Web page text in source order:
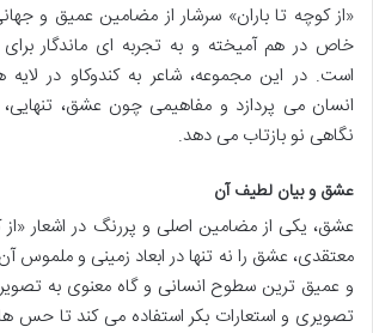
«از کوچه تا باران» سرشار از مضامین عمیق و
خاص در هم آمیخته و به تجربه ای ماندگار
است. در این مجموعه، شاعر به کندوکاو در
انسان می پردازد و مفاهیمی چون عشق،
نگاهی نو بازتاب می دهد.
عشق و بیان لطیف آن
عشق، یکی از مضامین اصلی و پررنگ در اشعار «از
معتقدی، عشق را نه تنها در ابعاد زمینی و ملموس
و عمیق ترین سطوح انسانی و گاه معنوی به
تصویری و استعارات بکر استفاده می کند تا حس